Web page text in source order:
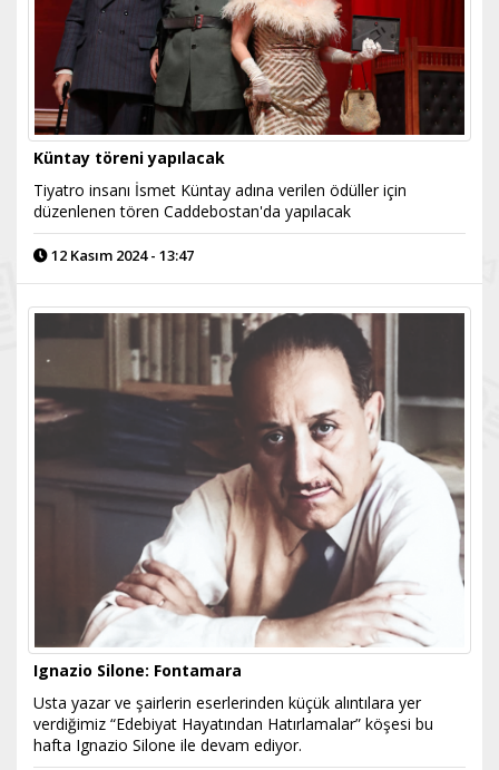
Küntay töreni yapılacak
​Tiyatro insanı İsmet Küntay adına verilen ödüller için
düzenlenen tören Caddebostan'da yapılacak
12 Kasım 2024 - 13:47
Ignazio Silone: Fontamara
Usta yazar ve şairlerin eserlerinden küçük alıntılara yer
verdiğimiz “Edebiyat Hayatından Hatırlamalar” köşesi bu
hafta Ignazio Silone ile devam ediyor.